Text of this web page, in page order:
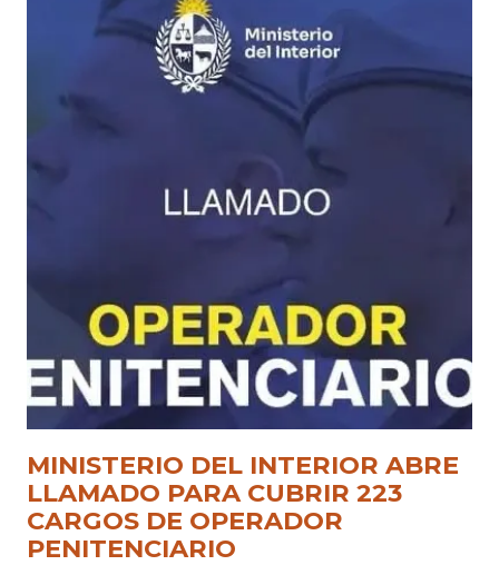
MINISTERIO DEL INTERIOR ABRE
LLAMADO PARA CUBRIR 223
CARGOS DE OPERADOR
PENITENCIARIO